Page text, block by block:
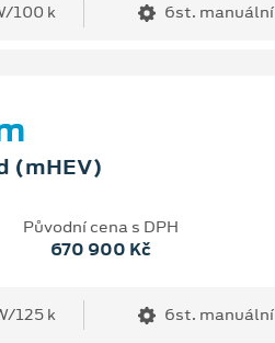
100 k 6st. manuální
(mHEV)
Původní cena s DPH
670 900 Kč
125 k 6st. manuální